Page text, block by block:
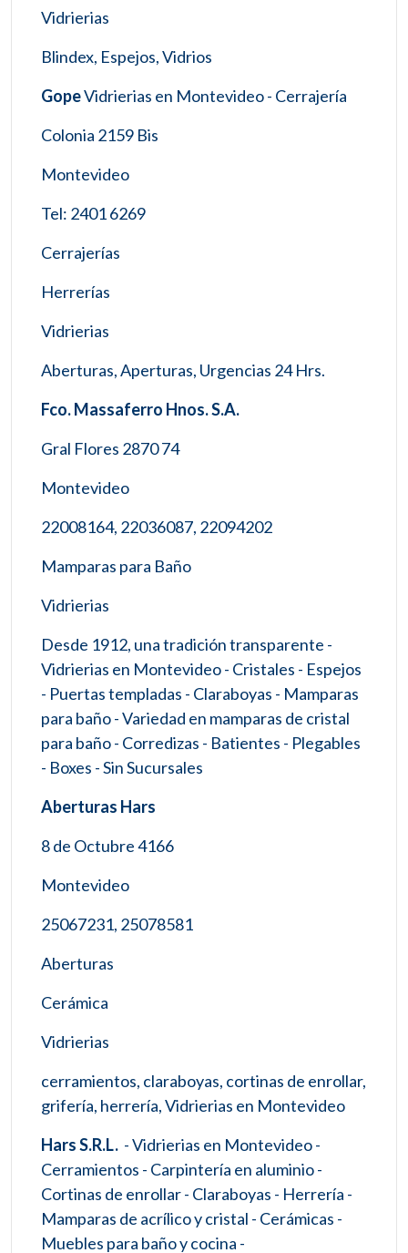
Vidrierias
Blindex, Espejos, Vidrios
GopeVidrierias en Montevideo - Cerrajería
Colonia 2159 Bis
Montevideo
Tel: 2401 6269
Cerrajerías
Herrerías
Vidrierias
Aberturas, Aperturas, Urgencias 24 Hrs.
Fco. Massaferro Hnos. S.A.
Gral Flores 2870 74
Montevideo
22008164, 22036087, 22094202
Mamparas para Baño
Vidrierias
Desde 1912, una tradición transparente -
Vidrierias en Montevideo - Cristales - Espejos
- Puertas templadas - Claraboyas - Mamparas
para baño - Variedad en mamparas de cristal
para baño - Corredizas - Batientes - Plegables
- Boxes - Sin Sucursales
Aberturas Hars
8 de Octubre 4166
Montevideo
25067231, 25078581
Aberturas
Cerámica
Vidrierias
cerramientos, claraboyas, cortinas de enrollar,
grifería, herrería, Vidrierias en Montevideo
Hars S.R.L. - Vidrierias en Montevideo -
Cerramientos - Carpintería en aluminio -
Cortinas de enrollar - Claraboyas - Herrería -
Mamparas de acrílico y cristal - Cerámicas -
Muebles para baño y cocina -